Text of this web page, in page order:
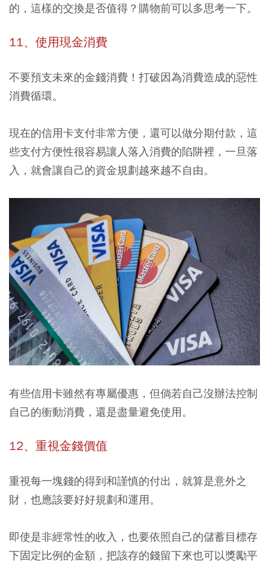
的，這樣的交換是否值得？購物前可以多思考一下。
11、使用現金消費
不要預支未來的金錢消費！打破因為消費造成的惡性
消費循環。
現在的信用卡支付非常方便，還可以做分期付款，這
些支付方便性很容易讓人落入消費的陷阱裡，一旦落
入，就會讓自己的資金規劃越來越不自由。
有些信用卡雖然有專屬優惠，但倘若自己沒辦法控制
自己的衝動消費，還是盡量避免使用。
12、重視金錢價值
重視每一塊錢的得到和謹慎的付出，就算是意外之
財，也應該要好好規劃和運用。
即使是非經常性的收入，也要依照自己的儲蓄目標存
下固定比例的金額，把該存的錢留下來也可以獎勵平